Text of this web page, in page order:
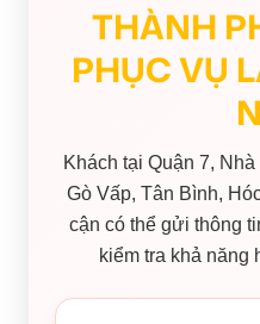
THÀNH
PHỤC VỤ
Khách tại Quận 7,
Gò Vấp, Tân Bình,
cận có thể gửi thông
kiểm tra khả năng